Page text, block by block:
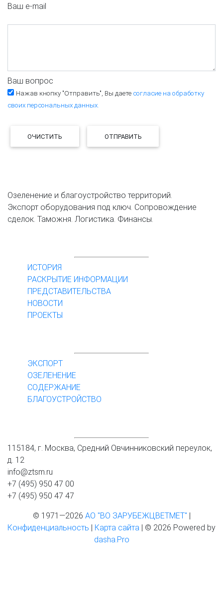
Ваш e-mail
Ваш вопрос
Нажав кнопку "Отправить", Вы даете согласие на обработку
своих персональных данных.
ОЧИСТИТЬ ОТПРАВИТЬ
Озеленение и благоустройство территорий.
Экспорт оборудования под ключ. Сопровождение
сделок. Таможня. Логистика. Финансы.
ИСТОРИЯ
РАСКРЫТИЕ ИНФОРМАЦИИ
ПРЕДСТАВИТЕЛЬСТВА
НОВОСТИ
ПРОЕКТЫ
ЭКСПОРТ
ОЗЕЛЕНЕНИЕ
СОДЕРЖАНИЕ
БЛАГОУСТРОЙСТВО
115184, г. Москва, Средний Овчинниковский переулок,
д. 12
info@ztsm.ru
+7 (495) 950 47 00
+7 (495) 950 47 47
© 1971—2026 АО "ВО ЗАРУБЕЖЦВЕТМЕТ" |
Конфиденциальность | Карта сайта | © 2026 Powered by
dasha.Pro